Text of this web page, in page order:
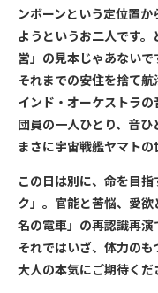
ンボーンという定位置
ようというお二人です
営」の見本じゃあない
それまでの安住を捨て
インド・オーケストラ
団員の一人ひとり、音ひ
まさに宇宙戦艦ヤマトの
この日は別に、命を目
ク」。官能と苦悩、愛
名の電車」の再認識再演
それではいざ、体力の
大人の本気にご期待くだ